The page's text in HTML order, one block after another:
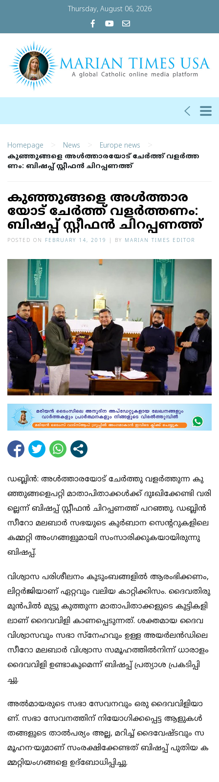
Thursday, August 06, 2026
Homepage > News > Europe news >
കു​ഞ്ഞു​ങ്ങ​ളെ അ​ൾ​ത്താ​ര​യോ​ട് ചേ​ർ​ത്ത് വ​ള​ർ​ത്ത​​
ണം: ബി​ഷ​പ്പ് സ്റ്റീ​ഫ​ൻ ചി​റ​പ്പ​ണ​ത്ത്
കു​ഞ്ഞു​ങ്ങ​ളെ അ​ൾ​ത്താ​ര​
യോ​ട് ചേ​ർ​ത്ത് വ​ള​ർ​ത്ത​​ണം:
ബി​ഷ​പ്പ് സ്റ്റീ​ഫ​ൻ ചി​റ​പ്പ​ണ​ത്ത്
POSTED ON FEBRUARY 14, 2019 BY MARIAN TIMES EDITOR
ഡ​ബ്ലി​ൻ: അ​ൾ​ത്താ​ര​യോ​ട് ചേ​ർ​ത്തു വ​ള​ർ​ത്തു​ന്ന കു​
ഞ്ഞു​ങ്ങ​ളെ​പ​റ്റി മാ​താ​പി​താ​ക്ക​ൾ​ക്ക് ദുഃ​ഖി​ക്കേ​ണ്ടി വ​രി​
ല്ലെ​ന്ന് ബി​ഷ​പ്പ് സ്റ്റീ​ഫ​ൻ ചി​റ​പ്പ​ണ​ത്ത് പ​റ​ഞ്ഞു. ഡ​ബ്ലി​ൻ
സീ​റോ മ​ല​ബാ​ർ സ​ഭ​യു​ടെ കു​ർ​ബാ​ന സെ​ന്‍റ​റു​ക​ളി​ലെ
ക​മ്മ​റ്റി അം​ഗ​ങ്ങ​ളു​മാ​യി സം​സാ​രി​ക്കു​ക​യാ​യി​രു​ന്നു
ബി​ഷ​പ്പ്.
വി​ശ്വാ​സ പ​രി​ശീ​ല​നം കു​ടും​ബ​ങ്ങ​ളി​ൽ ആ​രം​ഭി​ക്ക​ണം,
ലി​റ്റ​ർ​ജി​യാ​ണ് ഏ​റ്റ​വും വ​ലി​യ കാ​റ്റി​ക്കി​സം. ദൈ​വ​തി​രു​
മു​ൻ​പി​ൽ മു​ട്ടു കു​ത്തു​ന്ന മാ​താ​പി​താ​ക്ക​ളു​ടെ കു​ട്ടി​ക​ളി​
ലാ​ണ് ദൈ​വ​വി​ളി കാ​ണ​പ്പെ​ടു​ന്ന​ത്. ശ​ക്ത​മാ​യ ദൈ​വ​
വി​ശ്വാ​സ​വും സ​ഭാ സ്നേ​ഹ​വും ഉ​ള്ള അ​യ​ർ​ല​ൻ​ഡി​ലെ
സീ​റോ മ​ല​ബാ​ർ വി​ശ്വാ​സ സ​മൂ​ഹ​ത്തി​ൽ​നി​ന്ന് ധാ​രാ​ളം
ദൈ​വ​വി​ളി ഉ​ണ്ടാ​കു​മെ​ന്ന് ബി​ഷ​പ്പ് പ്ര​ത്യാ​ശ പ്ര​ക​ടി​പ്പി​
ച്ചു.
അ​ൽ​മാ​യ​രു​ടെ സ​ഭാ സേ​വ​ന​വും ഒ​രു ദൈ​വ​വി​ളി​യാ​
ണ്. സ​ഭാ സേ​വ​ന​ത്തി​ന് നി​യോ​ഗി​ക്ക​പ്പെ​ട്ട ആ​ളു​ക​ൾ
ത​ങ്ങ​ളു​ടെ താ​ൽ​പ​ര്യം അ​ല്ല, മ​റി​ച്ച് ദൈ​വേ​ഷ്ട​വും സ​
മൂ​ഹ​ന·​യു​മാ​ണ് സം​ര​ക്ഷി​ക്കേ​ണ്ട​ത് ബി​ഷ​പ്പ് പു​തി​യ ക​
മ്മ​റ്റി​യം​ഗ​ങ്ങ​ളെ ഉ​ദ്ബോ​ധി​പ്പി​ച്ചു.